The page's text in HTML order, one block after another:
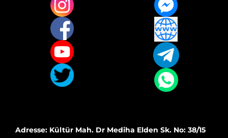
Adresse: Kültür Mah. Dr Mediha Elden Sk. No: 38/15